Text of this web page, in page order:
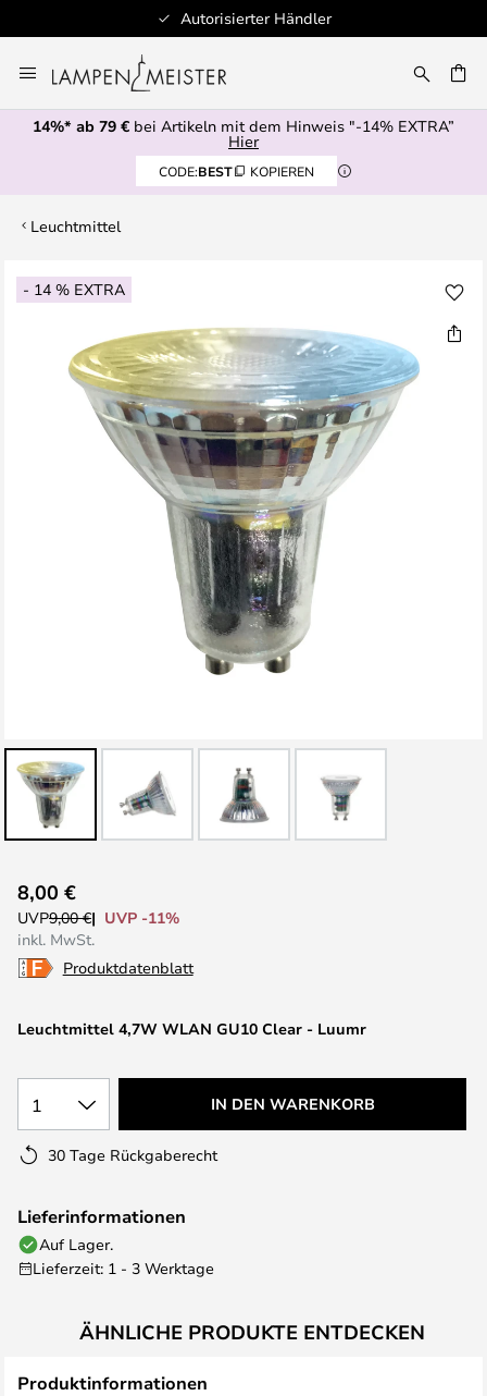
Autorisierter Händler
Inhalt
springen
14%* ab 79 € bei Artikeln mit dem Hinweis "-14% EXTRA”
Hier
CODE:BEST KOPIEREN
Leuchtmittel
- 14 % EXTRA
Zum
Ende
Bildgalerie
springen
Anfang
der
Bildgalerie
springen
Leuchtmittel 4,7W WLAN GU10 Clear - Luumr
8,00 €
UVP9,00 €
UVP -11%
inkl. MwSt.
Produktdatenblatt
1 IN DEN WARENKORB
30 Tage Rückgaberecht
Lieferinformationen
Auf Lager.
Lieferzeit: 1 - 3 Werktage
ÄHNLICHE PRODUKTE ENTDECKEN
Produktinformationen